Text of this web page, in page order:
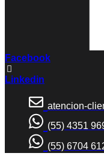
Facebook
Linkedin
atencion-
(55) 4351
(55) 6704